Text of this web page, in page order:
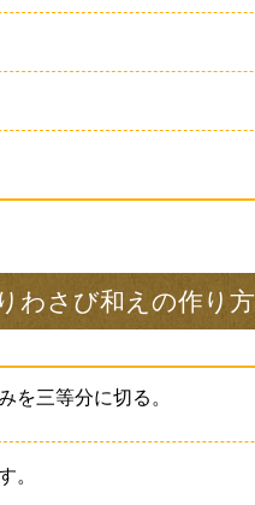
わさび和えの作り方
を三等分に切る。
。